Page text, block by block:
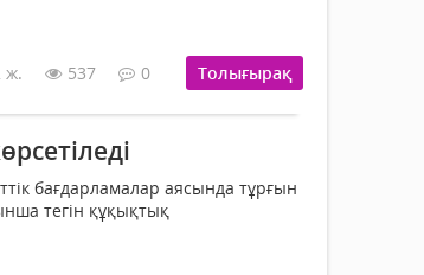
ж. 537 0 Толығырақ
бағдарламалар аясында тұрғын
тегін құқықтық